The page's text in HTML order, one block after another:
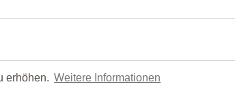
erhöhen. Weitere Informationen